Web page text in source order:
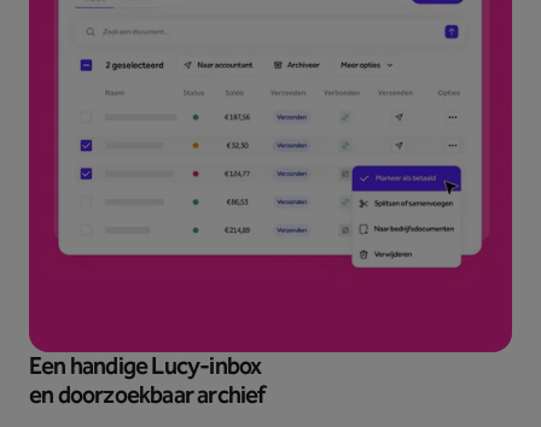
Een handige Lucy-inbox
en doorzoekbaar archief